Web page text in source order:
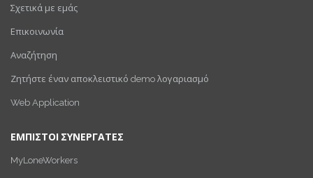
Σχετικά με εμάς
Επικοινωνία
Αναζήτηση
Ζητήστε έναν αποκλειστικό demo λογαριασμό
Web Application
ΕΜΠΙΣΤΟΙ ΣΥΝΕΡΓΑΤΕΣ
MyLoneWorkers